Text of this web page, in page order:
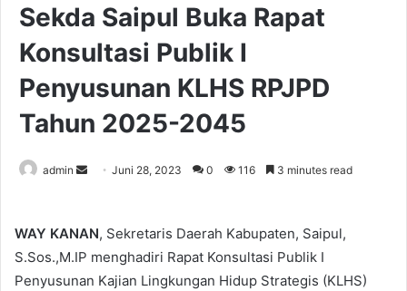
Sekda Saipul Buka Rapat
Konsultasi Publik I
Penyusunan KLHS RPJPD
Tahun 2025-2045
admin
SendJuni 28, 2023 0 116 3 minutes read
WAY KANAN, Sekretaris Daerah Kabupaten, Saipul,
S.Sos.,M.IP menghadiri Rapat Konsultasi Publik I
Penyusunan Kajian Lingkungan Hidup Strategis (KLHS)